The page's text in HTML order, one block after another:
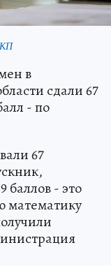
в
сдали 67
- по
67
баллов - это
математику